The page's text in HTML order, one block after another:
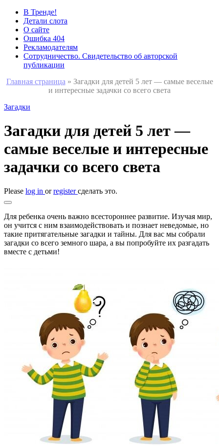
В Тренде!
Детали слота
О сайте
Ошибка 404
Рекламодателям
Сотрудничество. Свидетельство об авторской
публикации
Главная страница » Загадки для детей 5 лет — самые веселые
и интересные задачки со всего света
Загадки
Загадки для детей 5 лет —
самые веселые и интересные
задачки со всего света
Please log in orregisterсделать это.
Для ребенка очень важно всестороннее развитие. Изучая мир,
он учится с ним взаимодействовать и познает неведомые, но
такие притягательные загадки и тайны. Для вас мы собрали
загадки со всего земного шара, а вы попробуйте их разгадать
вместе с детьми!